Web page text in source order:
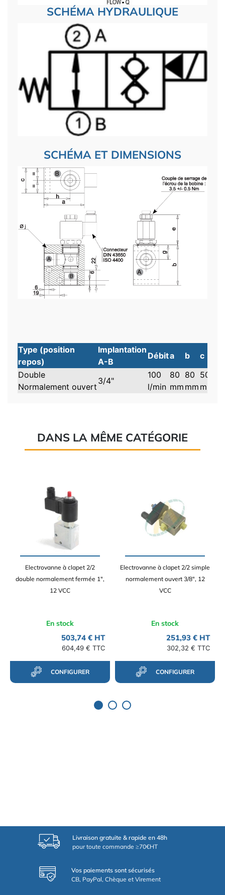
SCHÉMA HYDRAULIQUE
SCHÉMA ET DIMENSIONS
Type (position
repos)
Implantation
A-B
Débita b c
Double
Normalement ouvert
3/4"
100
l/min
80
mm
80
mm
50
mm
DANS LA MÊME CATÉGORIE
Electrovanne à clapet 2/2
double normalement fermée 1",
12 VCC
En stock
503,74 € HT
604,49 € TTC
CONFIGURER
Electrovanne à clapet 2/2 simple
normalement ouvert 3/8", 12
VCC
En stock
251,93 € HT
302,32 € TTC
CONFIGURER
Livraison gratuite & rapide en 48h
pour toute commande ≥70€HT
Vos paiements sont sécurisés
CB, PayPal, Chèque et Virement